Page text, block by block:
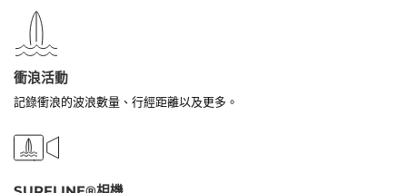
衝浪活動
記錄衝浪的波浪數量、行經距離以及更多。